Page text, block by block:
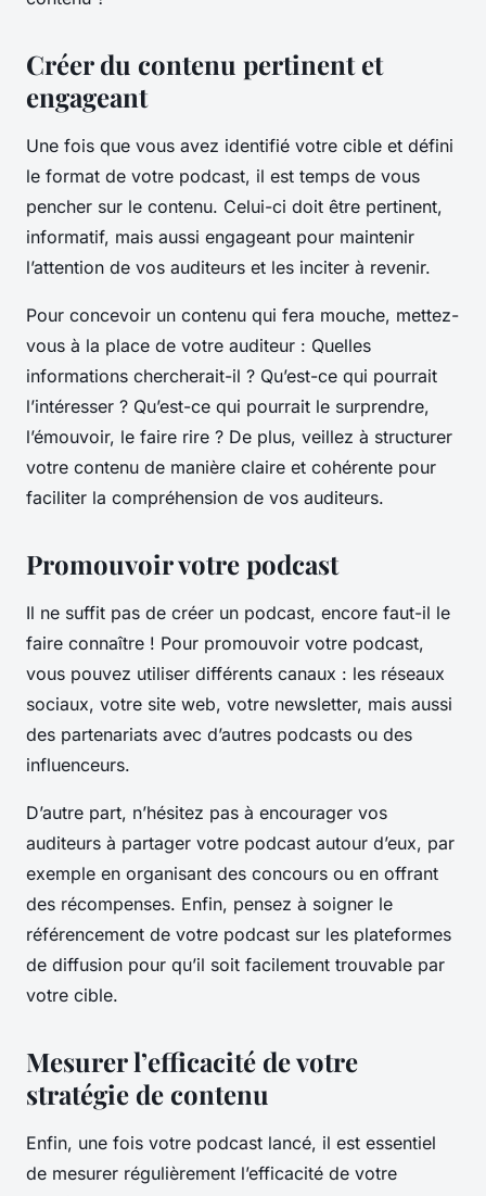
Créer du contenu pertinent et
engageant
Une fois que vous avez identifié votre cible et défini
le format de votre podcast, il est temps de vous
pencher sur le contenu. Celui-ci doit être pertinent,
informatif, mais aussi engageant pour maintenir
l’attention de vos auditeurs et les inciter à revenir.
Pour concevoir un contenu qui fera mouche, mettez-
vous à la place de votre auditeur : Quelles
informations chercherait-il ? Qu’est-ce qui pourrait
l’intéresser ? Qu’est-ce qui pourrait le surprendre,
l’émouvoir, le faire rire ? De plus, veillez à structurer
votre contenu de manière claire et cohérente pour
faciliter la compréhension de vos auditeurs.
Promouvoir votre podcast
Il ne suffit pas de créer un podcast, encore faut-il le
faire connaître ! Pour promouvoir votre podcast,
vous pouvez utiliser différents canaux : les réseaux
sociaux, votre site web, votre newsletter, mais aussi
des partenariats avec d’autres podcasts ou des
influenceurs.
D’autre part, n’hésitez pas à encourager vos
auditeurs à partager votre podcast autour d’eux, par
exemple en organisant des concours ou en offrant
des récompenses. Enfin, pensez à soigner le
référencement de votre podcast sur les plateformes
de diffusion pour qu’il soit facilement trouvable par
votre cible.
Mesurer l’efficacité de votre
stratégie de contenu
Enfin, une fois votre podcast lancé, il est essentiel
de mesurer régulièrement l’efficacité de votre